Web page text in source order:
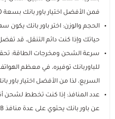
فمن الأفضل اختيار باور بانك بسعة 5000 mAh أو أكثر.
الحجم والوزن: اختر باور بانك
حياتك وإذا كنت دائم التنقل، قد
سرعة الشحن ومخرجات الطاقة: تحقق
للباوربانك توفيره، في معظم
السريع، لذا من الأفضل اختيار باور
عدد المنافذ: إذا كنت تخطط لشحن
عن باور بانك يحتوي على عدة منافذ USB.